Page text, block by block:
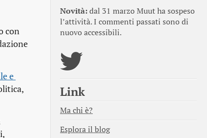
con
e
Novità:dal 31 marzo Muut ha sospeso
l’attività. I commenti passati sono di
nuovo accessibili.
Link
Ma chi è?
Esplora il blog